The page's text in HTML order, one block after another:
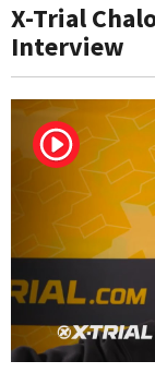
X-Trial
Interview